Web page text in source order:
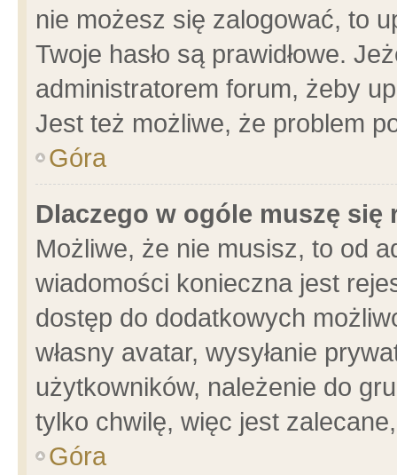
nie możesz się zalogować, to
Twoje hasło są prawidłowe.
administratorem forum, żeby
Jest też możliwe, że problem
Góra
Dlaczego w ogóle muszę się
Możliwe, że nie musisz, to od
wiadomości konieczna jest
dostęp do dodatkowych
własny avatar, wysyłanie
użytkowników, należenie do
tylko chwilę, więc jest
Góra